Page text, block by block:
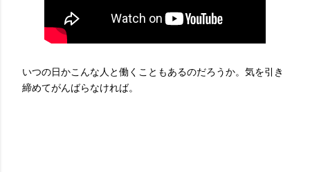
いつの日かこんな人と働くこともあるのだろうか。気を引き
締めてがんばらなければ。